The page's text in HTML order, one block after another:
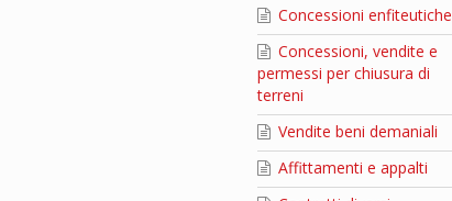
Concessioni enfiteutiche
Concessioni, vendite e
permessi per chiusura di
terreni
Vendite beni demaniali
Affittamenti e appalti